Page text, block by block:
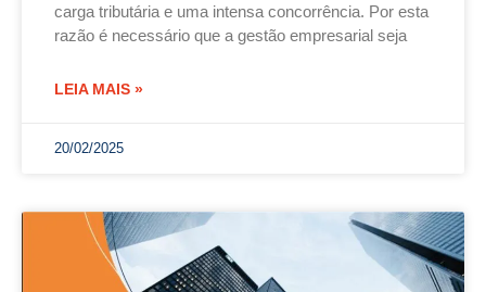
carga tributária e uma intensa concorrência. Por esta
razão é necessário que a gestão empresarial seja
LEIA MAIS »
20/02/2025